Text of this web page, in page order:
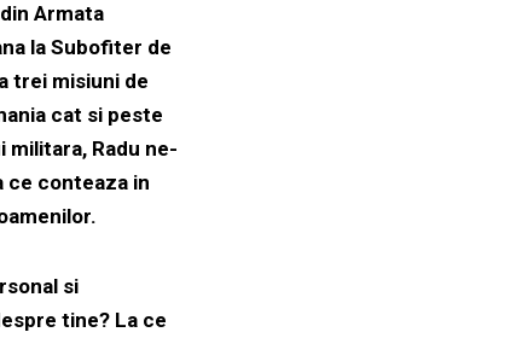
Armata
la Subofiter de
trei misiuni de
cat si peste
militara, Radu ne-
ce conteaza in
si
tine? La ce